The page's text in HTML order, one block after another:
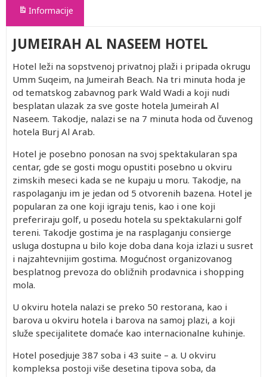
Informacije
JUMEIRAH AL NASEEM HOTEL
Hotel leži na sopstvenoj privatnoj plaži i pripada okrugu
Umm Suqeim, na Jumeirah Beach. Na tri minuta hoda je
od tematskog zabavnog park Wald Wadi a koji nudi
besplatan ulazak za sve goste hotela Jumeirah Al
Naseem. Takodje, nalazi se na 7 minuta hoda od čuvenog
hotela Burj Al Arab.
Hotel je posebno ponosan na svoj spektakularan spa
centar, gde se gosti mogu opustiti posebno u okviru
zimskih meseci kada se ne kupaju u moru. Takodje, na
raspolaganju im je jedan od 5 otvorenih bazena. Hotel je
popularan za one koji igraju tenis, kao i one koji
preferiraju golf, u posedu hotela su spektakularni golf
tereni. Takodje gostima je na rasplaganju consierge
usluga dostupna u bilo koje doba dana koja izlazi u susret
i najzahtevnijim gostima. Mogućnost organizovanog
besplatnog prevoza do obližnih prodavnica i shopping
mola.
U okviru hotela nalazi se preko 50 restorana, kao i
barova u okviru hotela i barova na samoj plazi, a koji
služe specijalitete domaće kao internacionalne kuhinje.
Hotel posedjuje 387 soba i 43 suite – a. U okviru
kompleksa postoji više desetina tipova soba, da